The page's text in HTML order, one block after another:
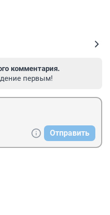
комментария.
первым!
Отправить